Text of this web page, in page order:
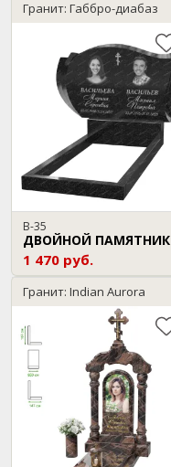
Гранит: Габбро-диабаз
B-35
ДВОЙНОЙ ПАМЯТНИК
1 470 руб.
Гранит: Indian Aurora